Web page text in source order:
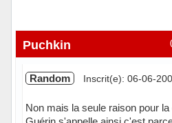
Puchkin
Random Inscrit(e): 06-06-
Non mais la seule raison pour